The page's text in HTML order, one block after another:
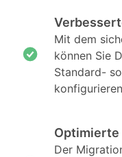
Mit dem
können Sie
Standard-
Der